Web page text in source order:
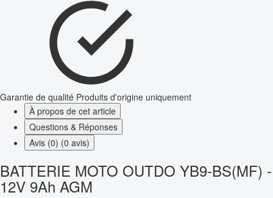
Garantie de qualité Produits d'origine uniquement
À propos de cet article
Questions & Réponses
Avis (0) (0 avis)
BATTERIE MOTO OUTDO YB9-BS(MF) -
12V 9Ah AGM